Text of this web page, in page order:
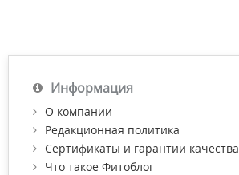
Информация
О компании
Редакционная политика
Сертификаты и гарантии качества
Что такое Фитоблог